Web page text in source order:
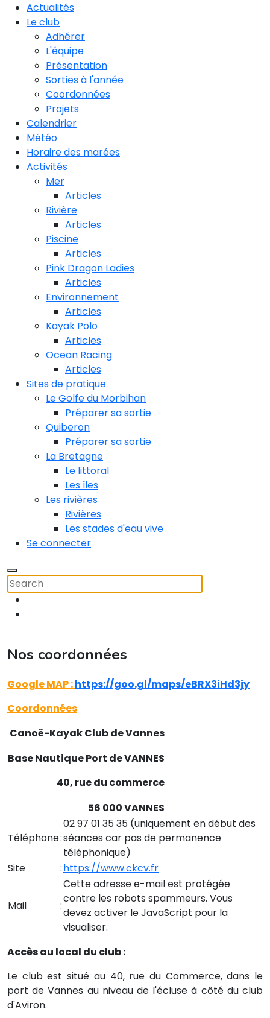
Actualités
Le club
Adhérer
L'équipe
Présentation
Sorties à l'année
Coordonnées
Projets
Calendrier
Météo
Horaire des marées
Activités
Mer
Articles
Rivière
Articles
Piscine
Articles
Pink Dragon Ladies
Articles
Environnement
Articles
Kayak Polo
Articles
Ocean Racing
Articles
Sites de pratique
Le Golfe du Morbihan
Préparer sa sortie
Quiberon
Préparer sa sortie
La Bretagne
Le littoral
Les îles
Les rivières
Rivières
Les stades d'eau vive
Se connecter
Nos coordonnées
Google MAP :https://goo.gl/maps/eBRX3iHd3jy
Coordonnées
Canoë-Kayak Club de Vannes
Base Nautique Port de VANNES
40, rue du commerce
56 000 VANNES
Téléphone:
02 97 01 35 35 (uniquement en début des
séances car pas de permanence
téléphonique)
Site
:https://www.ckcv.fr
Mail :
Cette adresse e-mail est protégée
contre les robots spammeurs. Vous
devez activer le JavaScript pour la
visualiser.
Accès au local du club :
Le club est situé au 40, rue du Commerce, dans le
port de Vannes au niveau de l'écluse à côté du club
d'Aviron.